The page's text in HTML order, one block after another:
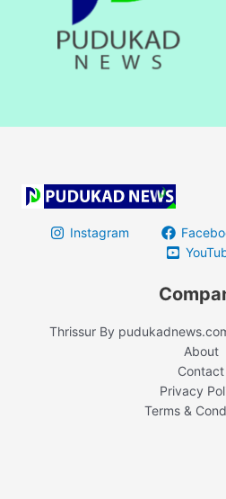
Instagram
Thrissur By
About
Contact
Privacy
Terms &